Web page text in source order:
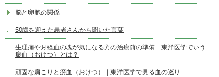
脳と卵胞の関係
50歳を迎えた患者さんから聞いた言葉
生理痛や月経血の塊が気になる方の治療前の準備｜東洋医学でいう
瘀血（おけつ）とは？
頑固な肩こりと瘀血（おけつ）｜東洋医学で見る血の巡り